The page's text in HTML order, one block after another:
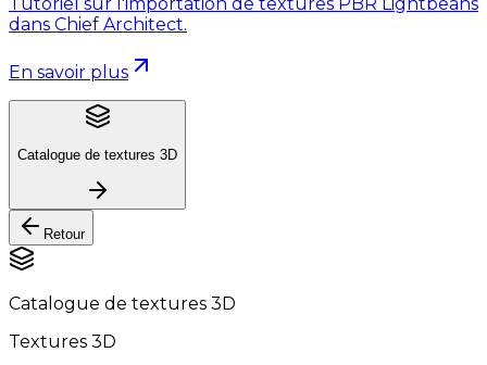
dans Chief Architect.
En savoir plus
Catalogue de textures 3D
Retour
Catalogue de textures 3D
Textures 3D